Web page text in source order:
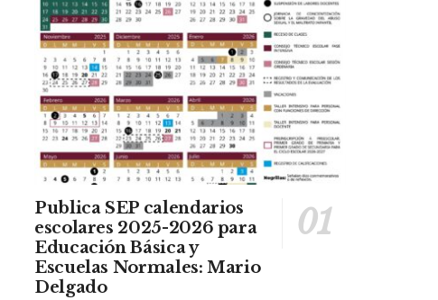
Publica SEP calendarios
escolares 2025-2026 para
Educación Básica y
Escuelas Normales: Mario
Delgado